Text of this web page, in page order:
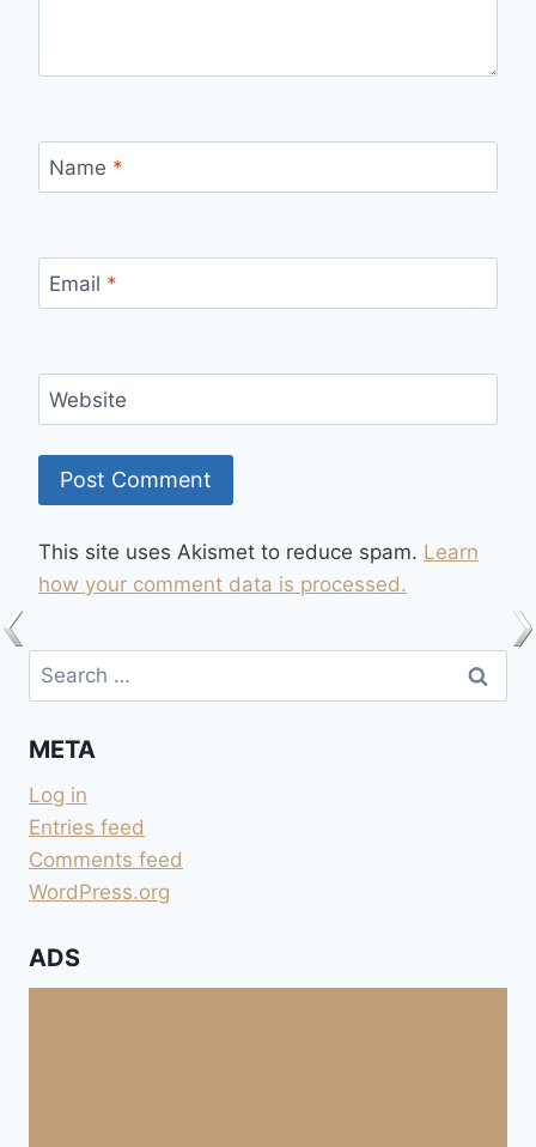
Name *
Email *
Website
This site uses Akismet to reduce spam. Learn
how your comment data is processed.
Search
for:
META
Log in
Entries feed
Comments feed
WordPress.org
ADS